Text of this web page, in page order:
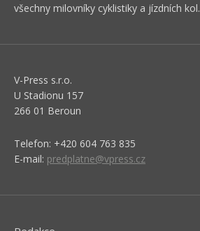
všechny milovníky cyklistiky a jízdních kol.
V-Press s.r.o.
U Stadionu 157
266 01 Beroun
Telefon: +420 604 763 835
E-mail: predplatne@vpress.cz